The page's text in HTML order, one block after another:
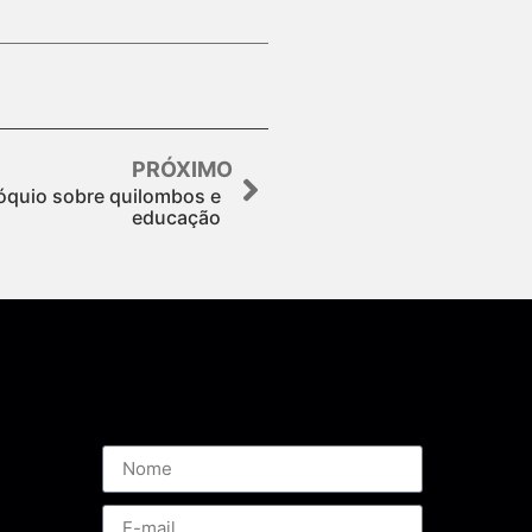
PRÓXIMO
sobre quilombos e
educação